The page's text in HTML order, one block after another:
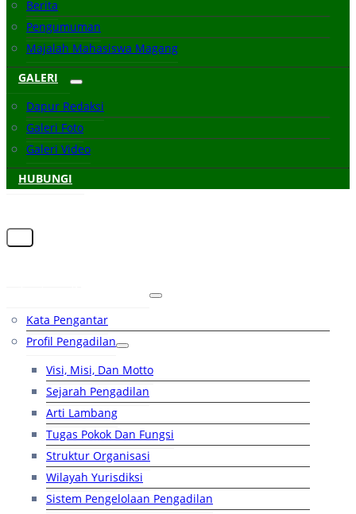
Berita
Pengumuman
Majalah Mahasiswa Magang
GALERI
Dapur Redaksi
Galeri Foto
Galeri Video
HUBUNGI
Kata Pengantar
Profil Pengadilan
Visi, Misi, Dan Motto
Sejarah Pengadilan
Arti Lambang
Tugas Pokok Dan Fungsi
Struktur Organisasi
Wilayah Yurisdiksi
Sistem Pengelolaan Pengadilan